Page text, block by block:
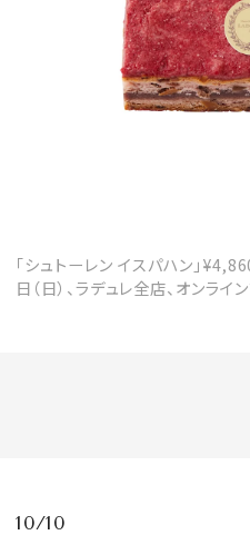
「シュトーレン イスパハン」
日（日）、ラデュレ全店、オンライ
10/10